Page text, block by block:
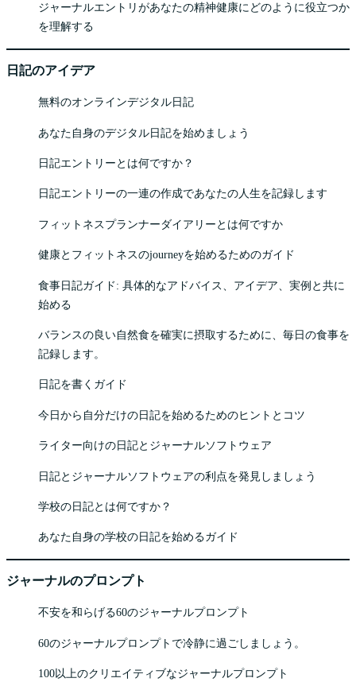
ジャーナルエントリがあなたの精神健康にどのように役立つか
を理解する
日記のアイデア
無料のオンラインデジタル日記
あなた自身のデジタル日記を始めましょう
日記エントリーとは何ですか？
日記エントリーの一連の作成であなたの人生を記録します
フィットネスプランナーダイアリーとは何ですか
健康とフィットネスのjourneyを始めるためのガイド
食事日記ガイド: 具体的なアドバイス、アイデア、実例と共に
始める
バランスの良い自然食を確実に摂取するために、毎日の食事を
記録します。
日記を書くガイド
今日から自分だけの日記を始めるためのヒントとコツ
ライター向けの日記とジャーナルソフトウェア
日記とジャーナルソフトウェアの利点を発見しましょう
学校の日記とは何ですか？
あなた自身の学校の日記を始めるガイド
ジャーナルのプロンプト
不安を和らげる60のジャーナルプロンプト
60のジャーナルプロンプトで冷静に過ごしましょう。
100以上のクリエイティブなジャーナルプロンプト